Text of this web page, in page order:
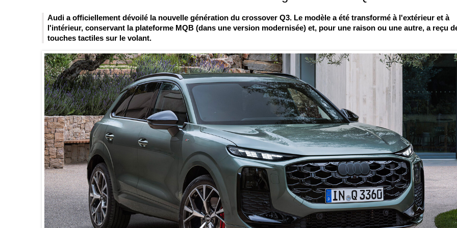
Audi a officiellement dévoilé la nouvelle génération du crossover Q3. Le modèle a été transformé à l'extérieur et à
l'intérieur, conservant la plateforme MQB (dans une version modernisée) et, pour une raison ou une autre, a reçu
touches tactiles sur le volant.